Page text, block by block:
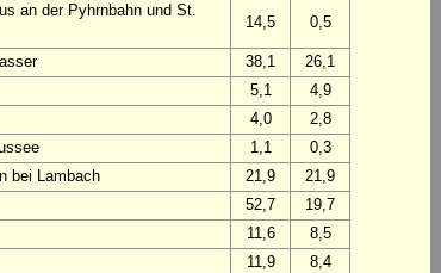
an der Pyhrnbahn und St.
14,5 0,5
38,1
26,1
5,1
4,9
4,0
2,8
1,1
0,3
bei Lambach 21,9
21,9
52,7
19,7
11,6
8,5
11,9
8,4